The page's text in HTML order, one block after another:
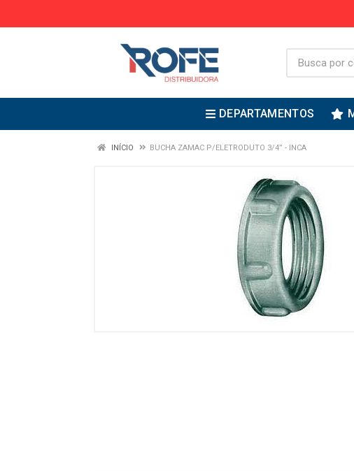
DEPARTAMENTOS
INÍCIO BUCHA ZAMAC P/ELETRODUTO 3/4” - INCA